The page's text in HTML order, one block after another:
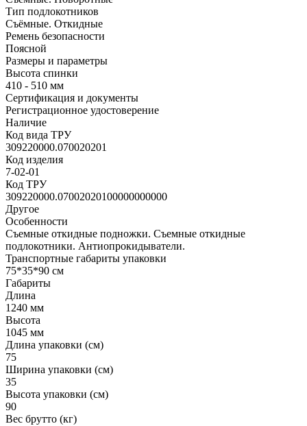
Тип подлокотников
Съёмные. Откидные
Ремень безопасности
Поясной
Размеры и параметры
Высота спинки
410 - 510 мм
Сертификация и документы
Регистрационное удостоверение
Наличие
Код вида ТРУ
309220000.070020201
Код изделия
7-02-01
Код ТРУ
309220000.07002020100000000000
Другое
Особенности
Съемные откидные подножки. Съемные откидные
подлокотники. Антиопрокидыватели.
Транспортные габариты упаковки
75*35*90 см
Габариты
Длина
1240 мм
Высота
1045 мм
Длина упаковки (см)
75
Ширина упаковки (см)
35
Высота упаковки (см)
90
Вес брутто (кг)